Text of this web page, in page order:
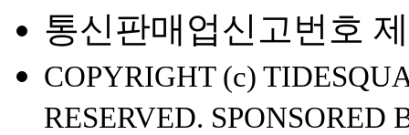
통신판매업신고번호
COPYRIGHT (c)
RESERVED.